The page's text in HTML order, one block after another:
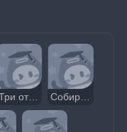
Собирается дождь